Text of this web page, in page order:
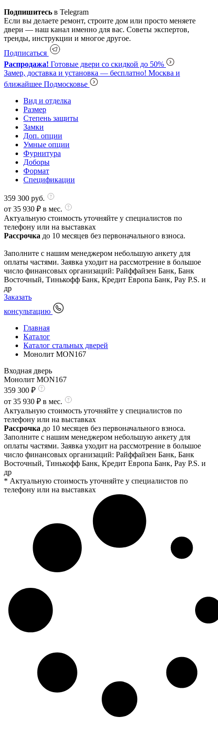
Подпишитесь в Telegram
Если вы делаете ремонт, строите дом или просто меняете
двери — наш канал именно для вас. Советы экспертов,
тренды, инструкции и многое другое.
Подписаться
Распродажа! Готовые двери со скидкой до 50%
Замер, доставка и установка — бесплатно! Москва и
ближайшее Подмосковье
Вид и отделка
Размер
Степень защиты
Замки
Доп. опции
Умные опции
Фурнитура
Доборы
Формат
Спецификации
359 300 руб.
от 35 930 ₽ в мес.
Актуальную стоимость уточняйте у специалистов по
телефону или на выставках
Рассрочка до 10 месяцев без первоначального взноса.
Заполните с нашим менеджером небольшую анкету для
оплаты частями. Заявка уходит на рассмотрение в большое
число финансовых организаций: Райффайзен Банк, Банк
Восточный, Тинькофф Банк, Кредит Европа Банк, Pay P.S. и
др
Заказать
консультацию
Главная
Каталог
Каталог стальных дверей
Монолит MON167
Входная дверь
Монолит MON167
359 300 ₽
от 35 930 ₽ в мес.
Актуальную стоимость уточняйте у специалистов по
телефону или на выставках
Рассрочка до 10 месяцев без первоначального взноса.
Заполните с нашим менеджером небольшую анкету для
оплаты частями. Заявка уходит на рассмотрение в большое
число финансовых организаций: Райффайзен Банк, Банк
Восточный, Тинькофф Банк, Кредит Европа Банк, Pay P.S. и
др
* Актуальную стоимость уточняйте у специалистов по
телефону или на выставках